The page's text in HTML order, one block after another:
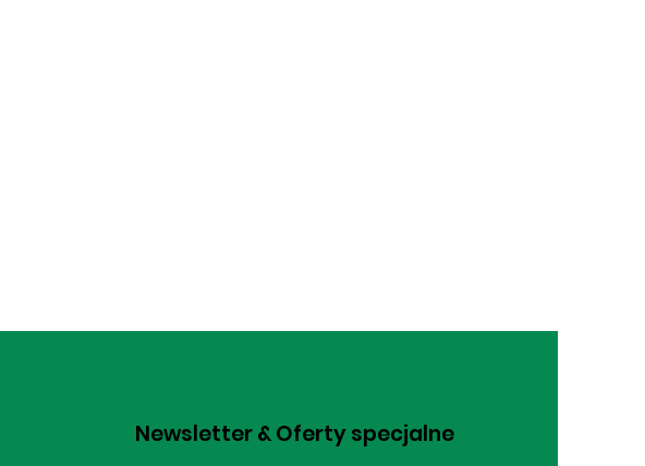
Newsletter & Oferty specjalne